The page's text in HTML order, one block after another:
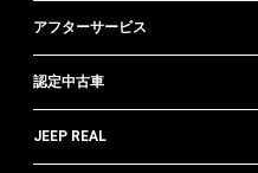
アフターサービス
認定中古車
JEEP REAL